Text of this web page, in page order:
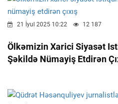
21 İyul 2025 10:22 12 187
Ölkəmizin Xarici Siyasət
Şəkildə Nümayiş Etdirən